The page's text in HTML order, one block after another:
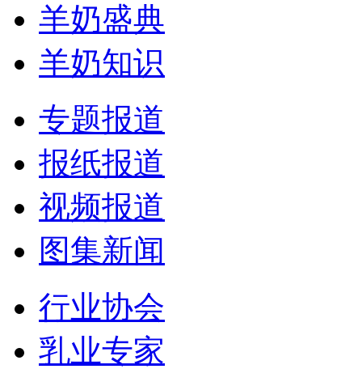
羊奶盛典
羊奶知识
专题报道
报纸报道
视频报道
图集新闻
行业协会
乳业专家